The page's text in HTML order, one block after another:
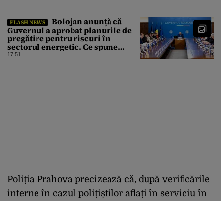
FLASH NEWS
Bolojan anunță că
Guvernul a aprobat planurile de
pregătire pentru riscuri în
sectorul energetic. Ce spune
premierul despre consumul
17:51
Poliția Prahova precizează că, după verificările
interne în cazul polițiștilor aflați în serviciu în